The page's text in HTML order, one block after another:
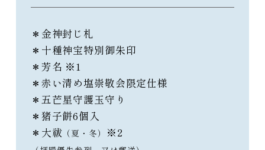
＊金神封じ札
＊十種神宝特別御朱印
＊芳名 ※1
＊赤い清め塩崇敬会限定仕様
＊五芒星守護玉守り
＊猪子餅6個入
＊大祓 （夏・冬） ※2